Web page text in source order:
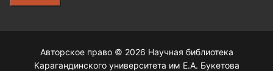
Авторское право © 2026 Научная библиотека
Карагандинского университета им Е.А. Букетова